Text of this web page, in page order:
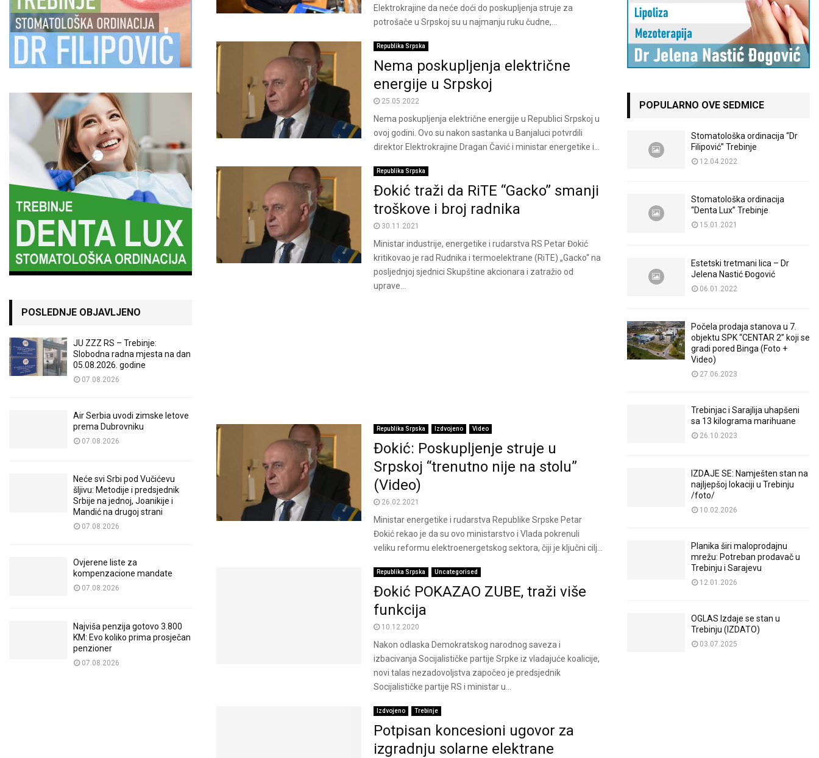
Elektrokrajine da neće doći do poskupljenja struje za
potrošače u Srpskoj su u najmanju ruku čudne,...
Republika Srpska
Nema poskupljenja električne
energije u Srpskoj
25.05.2022
Nema poskupljenja električne energije u Republici Srpskoj u
ovoj godini. Ovo su nakon sastanka u Banjaluci potvrdili
direktor Elektrokrajine Dragan Čavić i ministar energetike i...
Republika Srpska
Đokić traži da RiTE “Gacko” smanji
troškove i broj radnika
30.11.2021
Ministar industrije, energetike i rudarstva RS Petar Đokić
kritikovao je rad Rudnika i termoelektrane (RiTE) „Gacko“ na
posljednjoj sjednici Skupštine akcionara i zatražio od
uprave...
Republika Srpska Izdvojeno Video
Đokić: Poskupljenje struje u
Srpskoj “trenutno nije na stolu”
(Video)
26.02.2021
Ministar energetike i rudarstva Republike Srpske Petar
Đokić rekao je da su ovo ministarstvo i Vlada pokrenuli
veliku reformu elektroenergetskog sektora, čiji je ključni cilj...
Republika Srpska Uncategorised
Đokić POKAZAO ZUBE, traži više
funkcija
10.12.2020
Nakon odlaska Demokratskog narodnog saveza i
izbacivanja Socijalističke partije Srpke iz vladajuće koalicije,
novi talas nezadovoljstva započeo je predsjednik
Socijalističke partije RS i ministar u...
Izdvojeno Trebinje
Potpisan koncesioni ugovor za
izgradnju solarne elektrane
POSLEDNJE OBJAVLJENO
JU ZZZ RS – Trebinje:
Slobodna radna mjesta na dan
05.08.2026. godine
07.08.2026
Air Serbia uvodi zimske letove
prema Dubrovniku
07.08.2026
Neće svi Srbi pod Vučićevu
šljivu: Metodije i predsjednik
Srbije na jednoj, Joanikije i
Mandić na drugoj strani
07.08.2026
Ovjerene liste za
kompenzacione mandate
07.08.2026
Najviša penzija gotovo 3.800
KM: Evo koliko prima prosječan
penzioner
07.08.2026
POPULARNO OVE SEDMICE
Stomatološka ordinacija “Dr
Filipović” Trebinje
12.04.2022
Stomatološka ordinacija
“Denta Lux” Trebinje
15.01.2021
Estetski tretmani lica – Dr
Jelena Nastić Đogović
06.01.2022
Počela prodaja stanova u 7.
objektu SPK “CENTAR 2” koji se
gradi pored Binga (Foto +
Video)
27.06.2023
Trebinjac i Sarajlija uhapšeni
sa 13 kilograma marihuane
26.10.2023
IZDAJE SE: Namješten stan na
najljepšoj lokaciji u Trebinju
/foto/
10.02.2026
Planika širi maloprodajnu
mrežu: Potreban prodavač u
Trebinju i Sarajevu
12.01.2026
OGLAS Izdaje se stan u
Trebinju (IZDATO)
03.07.2025